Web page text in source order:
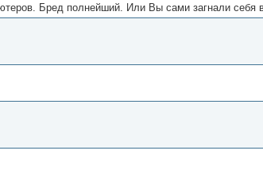
Бред полнейший. Или Вы сами загнали себя в